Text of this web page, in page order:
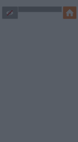
MÓDOSÍTÁSA